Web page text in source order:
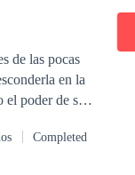
Amor tan
en la
el poder de su
en una
Completed